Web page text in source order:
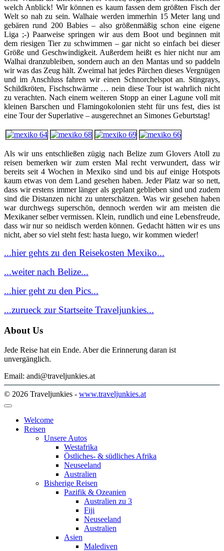
welch Anblick! Wir können es kaum fassen dem größten Fisch der
Welt so nah zu sein. Walhaie werden immerhin 15 Meter lang und
gebären rund 200 Babies – also größenmäßig schon eine eigene
Liga ;-) Paarweise springen wir aus dem Boot und beginnen mit
dem riesigen Tier zu schwimmen – gar nicht so einfach bei dieser
Größe und Geschwindigkeit. Außerdem heißt es hier nicht nur am
Walhai dranzubleiben, sondern auch an den Mantas und so paddeln
wir was das Zeug hält. Zweimal hat jedes Pärchen dieses Vergnügen
und im Anschluss fahren wir einen Schnorchelspot an. Stingrays,
Schildkröten, Fischschwärme … nein diese Tour ist wahrlich nicht
zu verachten. Nach einem weiteren Stopp an einer Lagune voll mit
kleinen Barschen und Flamingokolonien steht für uns fest, dies ist
eine Tour der Superlative – ausgerechnet an Simones Geburtstag!
Als wir uns entschließen zügig nach Belize zum Glovers Atoll zu
reisen bemerken wir zum ersten Mal recht verwundert, dass wir
bereits seit 4 Wochen in Mexiko sind und bis auf einige Hotspots
kaum etwas von dem Land gesehen haben. Jeder Platz war so nett,
dass wir erstens immer länger als geplant geblieben sind und zudem
sind die Distanzen nicht zu unterschätzen. Was wir gesehen haben
war durchwegs superschön, dennoch werden wir am meisten die
Mexikaner selber vermissen. Klein, rundlich und eine Lebensfreude,
dass wir nur so neidisch werden können. Gedacht hätten wir es uns
nicht, aber so viel steht fest: hasta luego, wir kommen wieder!
...hier gehts zu den Reisekosten Mexiko...
...weiter nach Belize...
...hier geht zu den Pics...
...zurueck zur Startseite Traveljunkies...
About Us
Jede Reise hat ein Ende. Aber die Erinnerung daran ist
unvergänglich.
Email: andi@traveljunkies.at
© 2026 Traveljunkies - www.traveljunkies.at
Welcome
Reisen
Unsere Autos
Westafrika
Östliches- & südliches Afrika
Neuseeland
Australien
Bisherige Reisen
Pazifik & Ozeanien
Australien zu 3
Fiji
Neuseeland
Australien
Asien
Malediven